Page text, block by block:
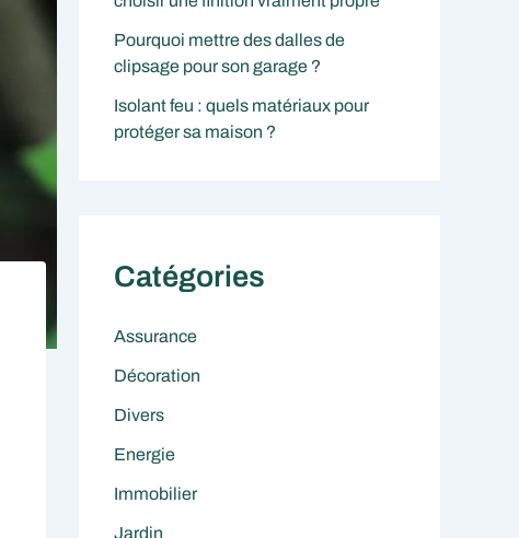
Pourquoi mettre des dalles de
clipsage pour son garage ?
Isolant feu : quels matériaux pour
protéger sa maison ?
Catégories
Assurance
Décoration
Divers
Energie
Immobilier
Jardin